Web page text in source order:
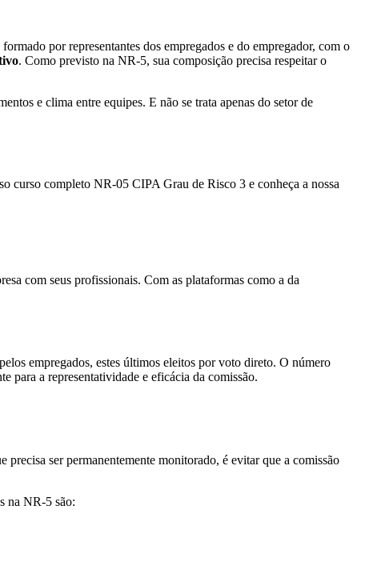
por representantes dos empregados e do empregador, com o
. Como previsto na NR-5, sua composição precisa respeitar o
e clima entre equipes. E não se trata apenas do setor de
curso completo NR-05 CIPA Grau de Risco 3 e conheça a nossa
com seus profissionais. Com as plataformas como a da
empregados, estes últimos eleitos por voto direto. O número
para a representatividade e eficácia da comissão.
ser permanentemente monitorado, é evitar que a comissão
na NR-5 são: